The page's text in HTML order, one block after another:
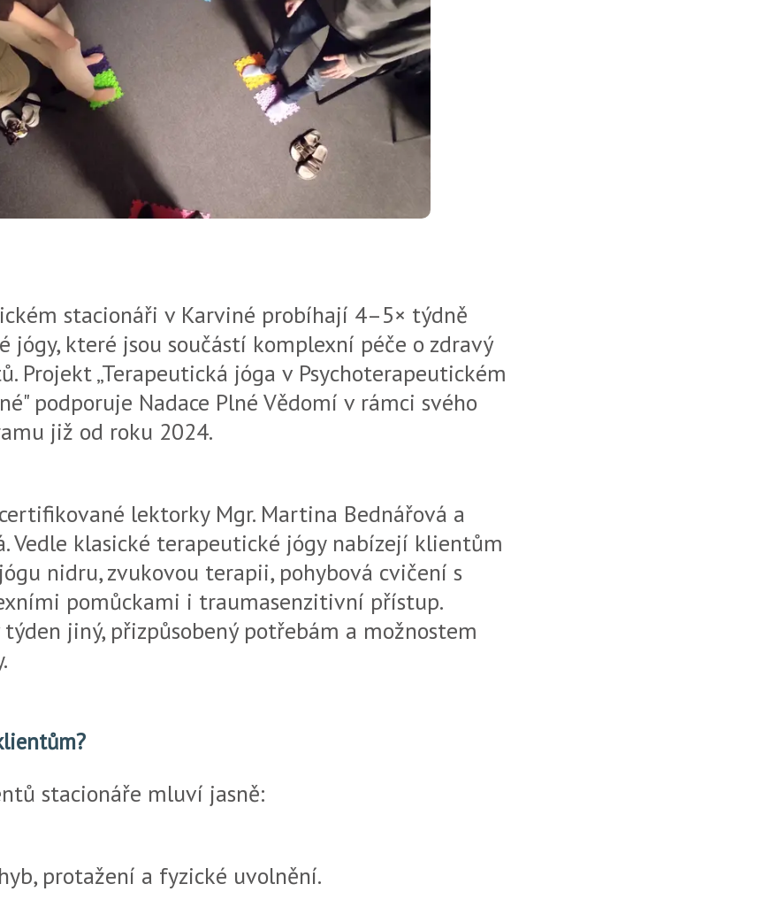
stacionáři v Karviné probíhají 4–5× týdně
jógy, které jsou součástí komplexní péče o zdravý
Projekt „Terapeutická jóga v Psychoterapeutickém
podporuje Nadace Plné Vědomí v rámci svého
již od roku 2024.
lektorky Mgr. Martina Bednářová a
Vedle klasické terapeutické jógy nabízejí klientům
nidru, zvukovou terapii, pohybová cvičení s
pomůckami i traumasenzitivní přístup.
jiný, přizpůsobený potřebám a možnostem
stacionáře mluví jasně:
protažení a fyzické uvolnění.